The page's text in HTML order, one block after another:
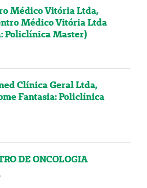
Médico Vitória Ltda,
Médico Vitória Ltda
Policlínica Master)
Clínica Geral Ltda,
Fantasia: Policlínica
DE ONCOLOGIA